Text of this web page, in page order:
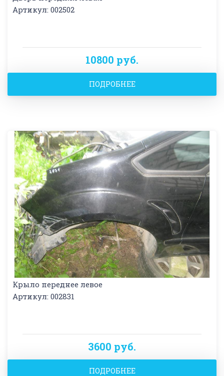
Артикул: 002502
10800 руб.
ПОДРОБНЕЕ
Крыло переднее левое
Артикул: 002831
3600 руб.
ПОДРОБНЕЕ